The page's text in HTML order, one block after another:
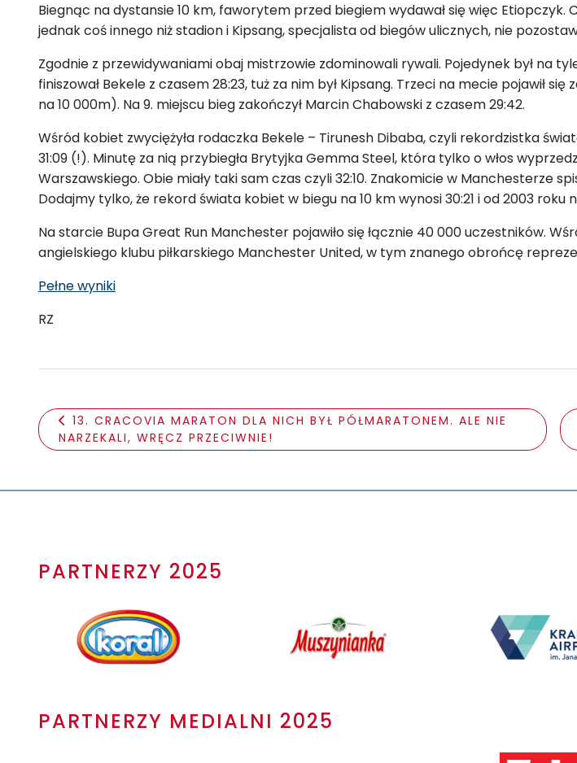
Biegnąc na dystansie 10 km, faworytem przed biegiem wydawał się więc
jednak coś innego niż stadion i Kipsang, specjalista od biegów ulicznych, nie
Zgodnie z przewidywaniami obaj mistrzowie zdominowali rywali. Pojedynek był na
finiszował Bekele z czasem 28:23, tuż za nim był Kipsang. Trzeci na mecie pojawił
na 10 000m). Na 9. miejscu bieg zakończył Marcin Chabowski z czasem 29:42.
Wśród kobiet zwyciężyła rodaczka Bekele – Tirunesh Dibaba, czyli rekordzistka
31:09 (!). Minutę za nią przybiegła Brytyjka Gemma Steel, która tylko o włos
Warszawskiego. Obie miały taki sam czas czyli 32:10. Znakomicie w Manchesterze
Dodajmy tylko, że rekord świata kobiet w biegu na 10 km wynosi 30:21 i od 2003 roku
Na starcie Bupa Great Run Manchester pojawiło się łącznie 40 000 uczestników.
angielskiego klubu piłkarskiego Manchester United, w tym znanego obrońcę
Pełne wyniki
RZ
13. CRACOVIA MARATON DLA NICH BYŁ PÓŁMARATONEM. ALE NIE
NARZEKALI, WRĘCZ PRZECIWNIE!
PARTNERZY 2025
PARTNERZY MEDIALNI 2025